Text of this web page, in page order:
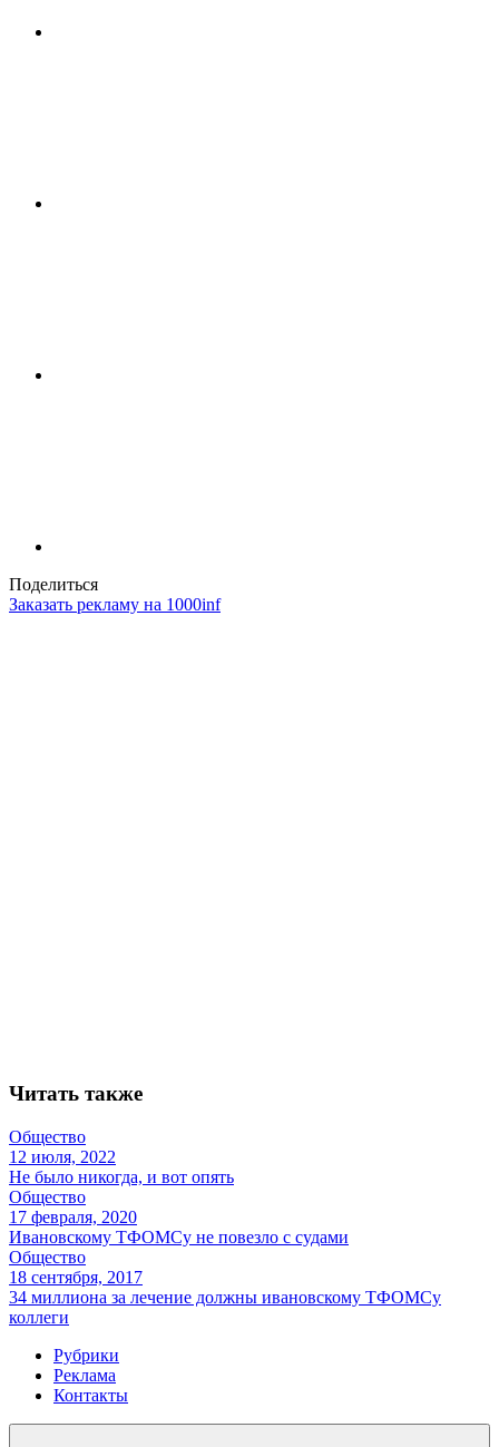
Поделиться
Заказать рекламу на 1000inf
Читать также
Общество
12 июля, 2022
Не было никогда, и вот опять
Общество
17 февраля, 2020
Ивановскому ТФОМСу не повезло с судами
Общество
18 сентября, 2017
34 миллиона за лечение должны ивановскому ТФОМСу
коллеги
Рубрики
Реклама
Контакты